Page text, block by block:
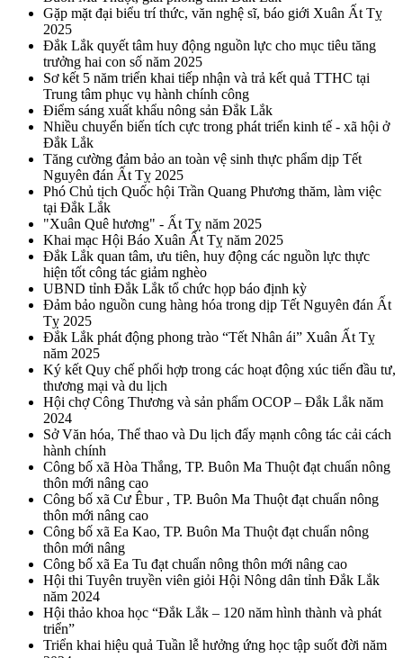
Gặp mặt đại biểu trí thức, văn nghệ sĩ, báo giới Xuân Ất Tỵ
2025
Đắk Lắk quyết tâm huy động nguồn lực cho mục tiêu tăng
trưởng hai con số năm 2025
Sơ kết 5 năm triển khai tiếp nhận và trả kết quả TTHC tại
Trung tâm phục vụ hành chính công
Điểm sáng xuất khẩu nông sản Đắk Lắk
Nhiều chuyển biến tích cực trong phát triển kinh tế - xã hội ở
Đắk Lắk
Tăng cường đảm bảo an toàn vệ sinh thực phẩm dịp Tết
Nguyên đán Ất Tỵ 2025
Phó Chủ tịch Quốc hội Trần Quang Phương thăm, làm việc
tại Đắk Lắk
"Xuân Quê hương" - Ất Tỵ năm 2025
Khai mạc Hội Báo Xuân Ất Tỵ năm 2025
Đắk Lắk quan tâm, ưu tiên, huy động các nguồn lực thực
hiện tốt công tác giảm nghèo
UBND tỉnh Đắk Lắk tổ chức họp báo định kỳ
Đảm bảo nguồn cung hàng hóa trong dịp Tết Nguyên đán Ất
Tỵ 2025
Đắk Lắk phát động phong trào “Tết Nhân ái” Xuân Ất Tỵ
năm 2025
Ký kết Quy chế phối hợp trong các hoạt động xúc tiến đầu tư,
thương mại và du lịch
Hội chợ Công Thương và sản phẩm OCOP – Đắk Lắk năm
2024
Sở Văn hóa, Thể thao và Du lịch đẩy mạnh công tác cải cách
hành chính
Công bố xã Hòa Thắng, TP. Buôn Ma Thuột đạt chuẩn nông
thôn mới nâng cao
Công bố xã Cư Êbur , TP. Buôn Ma Thuột đạt chuẩn nông
thôn mới nâng cao
Công bố xã Ea Kao, TP. Buôn Ma Thuột đạt chuẩn nông
thôn mới nâng
Công bố xã Ea Tu đạt chuẩn nông thôn mới nâng cao
Hội thi Tuyên truyền viên giỏi Hội Nông dân tỉnh Đắk Lắk
năm 2024
Hội thảo khoa học “Đắk Lắk – 120 năm hình thành và phát
triển”
Triển khai hiệu quả Tuần lễ hưởng ứng học tập suốt đời năm